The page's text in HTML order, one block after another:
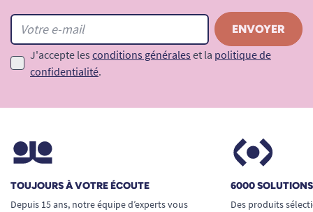
J'accepte les conditions générales et la politique de
confidentialité.
TOUJOURS À VOTRE ÉCOUTE
Depuis 15 ans, notre équipe d’experts vous
6000
Des produits